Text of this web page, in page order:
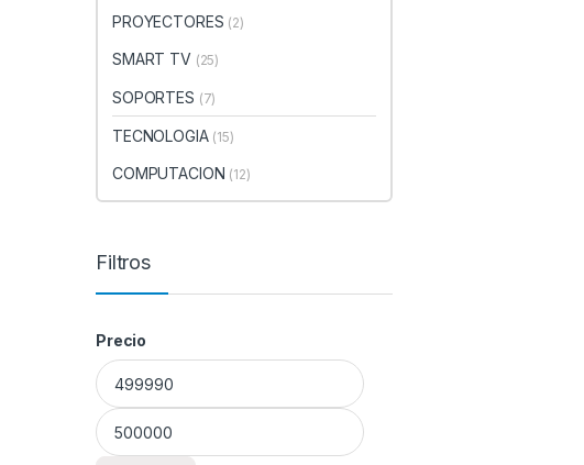
PROYECTORES (2)
SMART TV (25)
SOPORTES (7)
TECNOLOGIA (15)
COMPUTACION (12)
Filtros
Precio
Precio mínimo
Precio máximo